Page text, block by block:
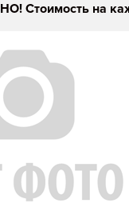
Стоимость на